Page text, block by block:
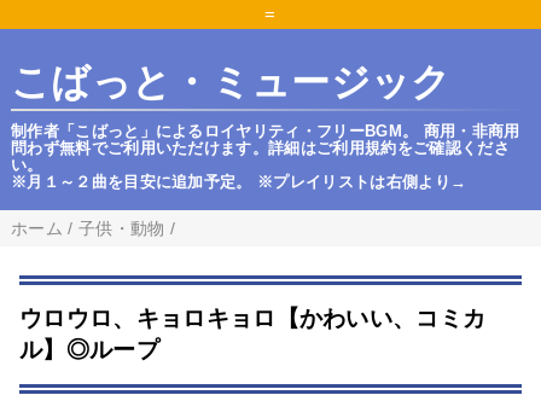
=
こばっと・ミュージック
制作者「こばっと」によるロイヤリティ・フリーBGM。 商用・非商用
問わず無料でご利用いただけます。詳細はご利用規約をご確認くださ
い。
※月１～２曲を目安に追加予定。 ※プレイリストは右側より→
ホーム / 子供・動物 /
ウロウロ、キョロキョロ【かわいい、コミカ
ル】◎ループ